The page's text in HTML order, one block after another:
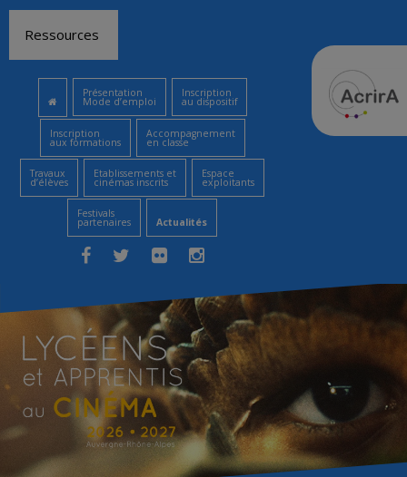
contenu
Ressources
Présentation
Mode d’emploi
Inscription
au dispositif
Inscription
aux formations
Accompagnement
en classe
Travaux
d’élèves
Etablissements et
cinémas inscrits
Espace
exploitants
Festivals
partenaires Actualités